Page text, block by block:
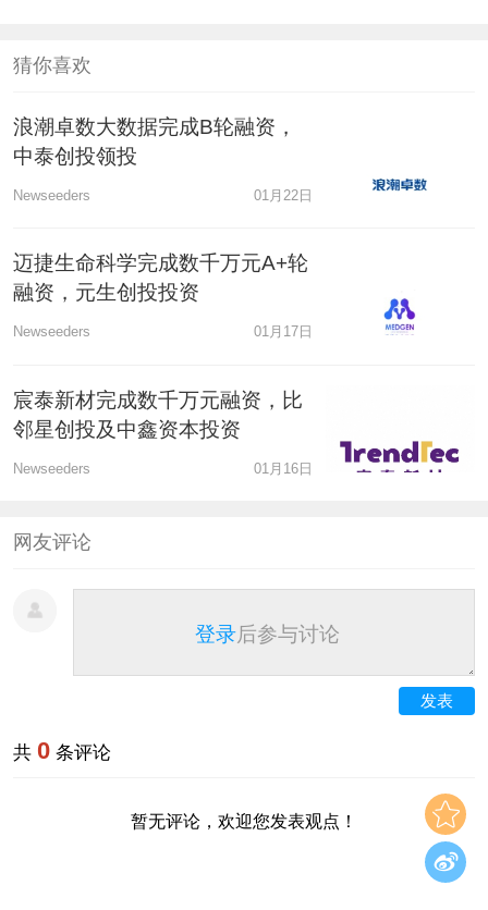
猜你喜欢
浪潮卓数大数据完成B轮融资，
中泰创投领投
Newseeders 01月22日
迈捷生命科学完成数千万元A+轮
融资，元生创投投资
Newseeders 01月17日
宸泰新材完成数千万元融资，比
邻星创投及中鑫资本投资
Newseeders 01月16日
网友评论
登录后参与讨论
发表
共 0 条评论
暂无评论，欢迎您发表观点！